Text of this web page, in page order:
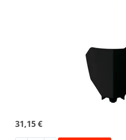
31,15 €